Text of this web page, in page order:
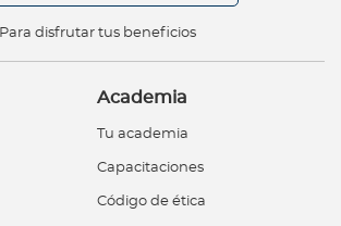
Para disfrutar tus beneficios
Academia
Tu academia
Capacitaciones
Código de ética